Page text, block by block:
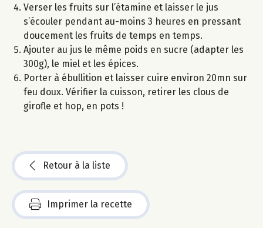
Verser les fruits sur l’étamine et laisser le jus
s’écouler pendant au-moins 3 heures en pressant
doucement les fruits de temps en temps.
Ajouter au jus le même poids en sucre (adapter les
300g), le miel et les épices.
Porter à ébullition et laisser cuire environ 20mn sur
feu doux. Vérifier la cuisson, retirer les clous de
girofle et hop, en pots !
Retour à la liste
Imprimer la recette